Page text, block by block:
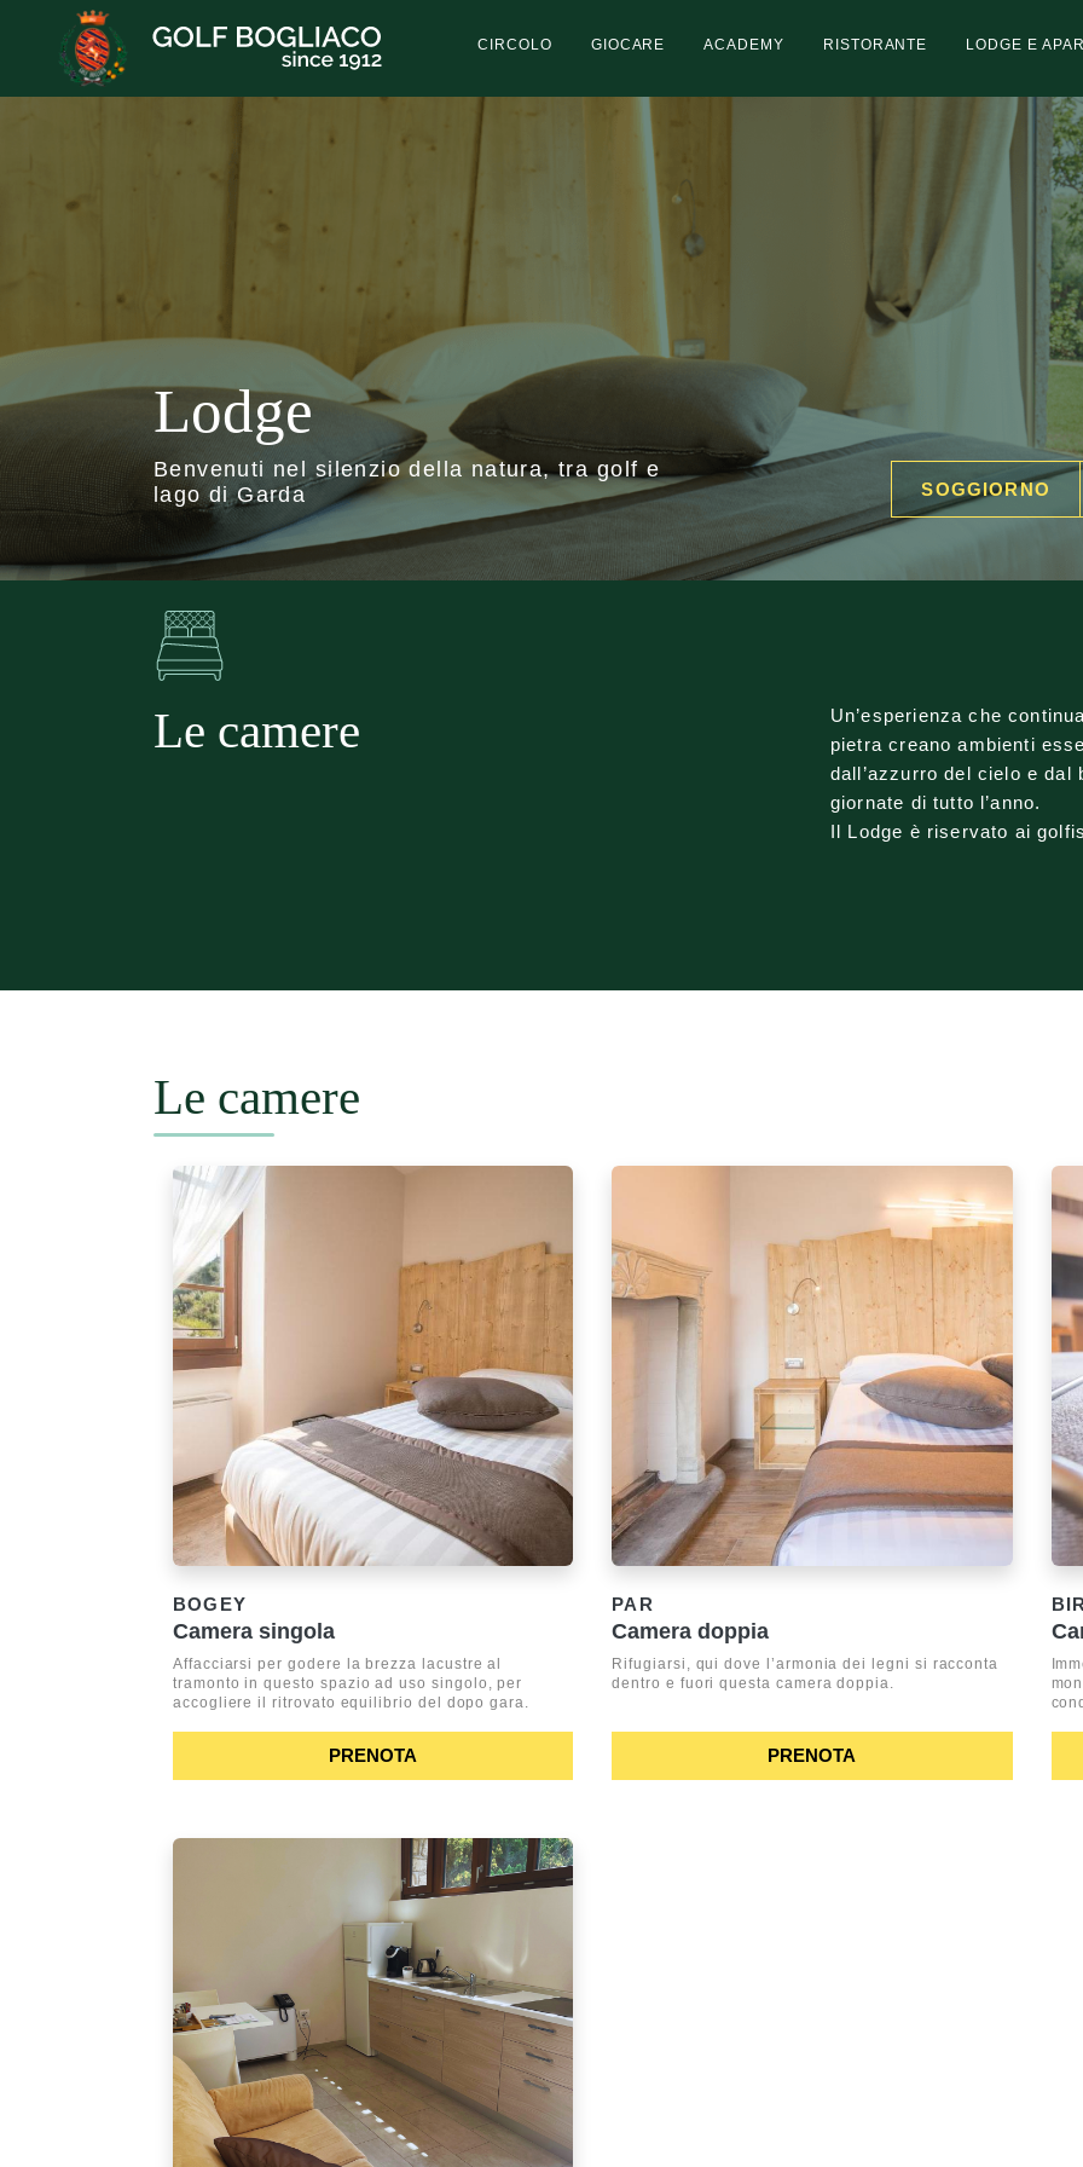
contenuto
principale
CIRCOLO GIOCARE ACADEMY RISTORANTE LODGE E
Lodge
Benvenuti nel silenzio della natura, tra golf e
lago di Garda
SOGGIORNO
Le camere
Un’esperienza che
pietra creano ambienti
dall’azzurro del cielo e dal
giornate di tutto l’anno.
Il Lodge è riservato ai
Le camere
BOGEY
Camera singola
Affacciarsi per godere la brezza lacustre al
tramonto in questo spazio ad uso singolo, per
accogliere il ritrovato equilibrio del dopo gara.
PRENOTA
PAR
Camera doppia
Rifugiarsi, qui dove l’armonia dei legni si racconta
dentro e fuori questa camera doppia.
PRENOTA